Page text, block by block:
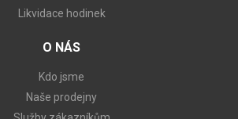
Likvidace hodinek
O NÁS
Kdo jsme
Naše prodejny